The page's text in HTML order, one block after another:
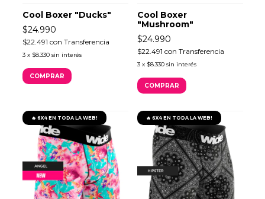
Cool Boxer "Ducks"
$24.990
$22.491 con Transferencia
3 x $8.330 sin interés
COMPRAR
Cool Boxer
"Mushroom"
$24.990
$22.491 con Transferencia
3 x $8.330 sin interés
COMPRAR
🔥 6X4 EN TODA LA WEB! 🔥 6X4 EN TODA LA WEB!